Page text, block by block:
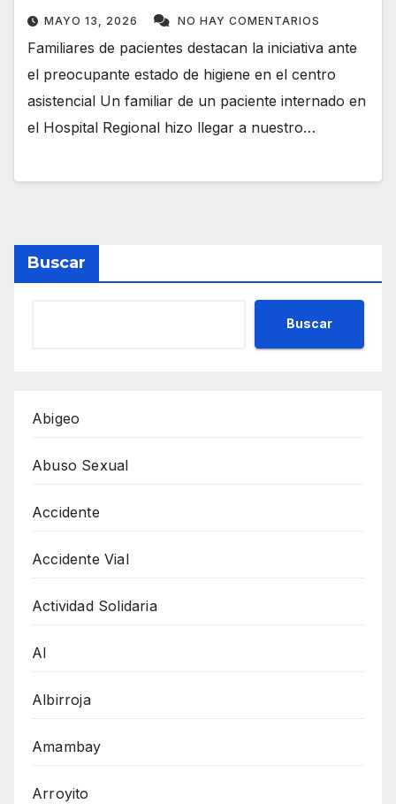
MAYO 13, 2026 NO HAY COMENTARIOS
Familiares de pacientes destacan la iniciativa ante
el preocupante estado de higiene en el centro
asistencial Un familiar de un paciente internado en
el Hospital Regional hizo llegar a nuestro…
Buscar
Buscar
Abigeo
Abuso Sexual
Accidente
Accidente Vial
Actividad Solidaria
AI
Albirroja
Amambay
Arroyito